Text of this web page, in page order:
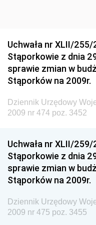
Środowiska
Dziennik Urzędowy
Gospodarki
Gospodarki
Dziennik Urzędowy
Chemicznego i
Dziennik Urzędowy
Dziennik Urzędowy
Uchwała nr XLII/
Stąporkowie z dnia
sprawie zmian w
Stąporków na 2009r.
Dziennik Urzędowy
2009 nr 474 poz. 3452
Uchwała nr XLII/
Stąporkowie z dnia
sprawie zmian w
Stąporków na 2009r.
Dziennik Urzędowy
2009 nr 475 poz. 3455